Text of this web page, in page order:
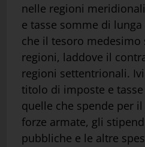
nelle regioni
e tasse somme di
che il tesoro medesimo
regioni, laddove il
regioni settentrionali.
titolo di imposte e
quelle che spende per
forze armate, gli
pubbliche e le altre